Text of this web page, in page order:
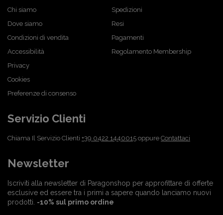
Chi siamo
Dove siamo
Condizioni di vendita
Accessibilità
Privacy
Cookies
Preferenze di consenso
Spedizioni
Resi
Pagamenti
Regolamento Membership
Servizio Clienti
Chiama Il Servizio Clienti +39 0422 1440015 oppure Contattaci
Newsletter
Iscriviti alla newsletter di Paragonshop per approfittare di offerte
esclusive ed essere tra i primi a sapere quando lanciamo nuovi
prodotti. -10% sul primo ordine